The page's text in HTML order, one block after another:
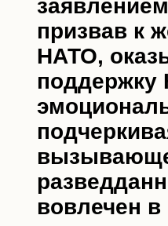
призвав к
НАТО,
поддержку
вовлечен